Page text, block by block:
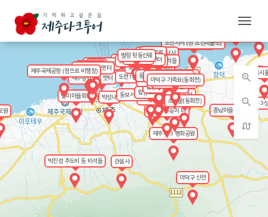
메
관덕정
곤을동
주정공장 옛터
조천중학원 옛터
낙선동 4·3
불카분낭목시
원
제주 4·3 평화공원
박진경 추도비 등 비석들
이덕구 산전
조천지서 (현 조천파출소)
연미마을회관
제주농업학교 옛터
박성내
옥성정 옛터
제주항
북국민학교
제주신보사 옛터
제주국제공항 (정뜨르 비행장)
관음사
도련1구 4•3성
도련1동 4·3희생자 위령비
멘촌 공회당 앞 밭
도련2동 4·3송덕비
불탑사와 원당사
명진모르
둘숭이(돌송이)
삼양국민학교
삼양지서 옛터
삼양지구대 내 순직비석들
삼양지서 앞 밭
삼양교회 옛터
벌랑4 •3성
벌랑 뒷동산궤
고냉이술궤
도고내가름
동보서당(동보서숙/동보의숙) 터
머흘왓동산
명도암 주둔지 터
초낭가름 소남밧
함명교회 터
감낭우영(서회천)
드르생이(서회천)
동회천 4·3희생자 위령비
산물낭우영(동회천)
새가름(서회천)
석구왓궤(동회천)
소낭굴(동회천)
이덕구 가족묘(동회천)
종남마을(종남밭)
zoom_in
zoom_out
swap_calls